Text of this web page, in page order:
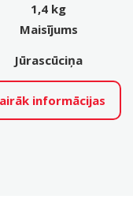
1,4 kg
Maisījums
Jūrascūciņa
informācijas